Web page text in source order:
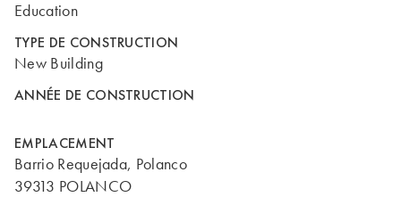
Education
TYPE DE CONSTRUCTION
New Building
ANNÉE DE CONSTRUCTION
EMPLACEMENT
Barrio Requejada, Polanco
39313 POLANCO